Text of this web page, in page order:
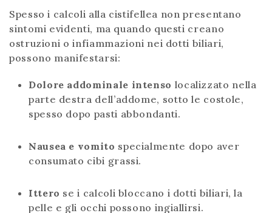
Spesso i calcoli alla cistifellea non presentano
sintomi evidenti, ma quando questi creano
ostruzioni o infiammazioni nei dotti biliari,
possono manifestarsi:
Dolore addominale intenso localizzato nella
parte destra dell’addome, sotto le costole,
spesso dopo pasti abbondanti.
Nausea e vomito specialmente dopo aver
consumato cibi grassi.
Ittero se i calcoli bloccano i dotti biliari, la
pelle e gli occhi possono ingiallirsi.